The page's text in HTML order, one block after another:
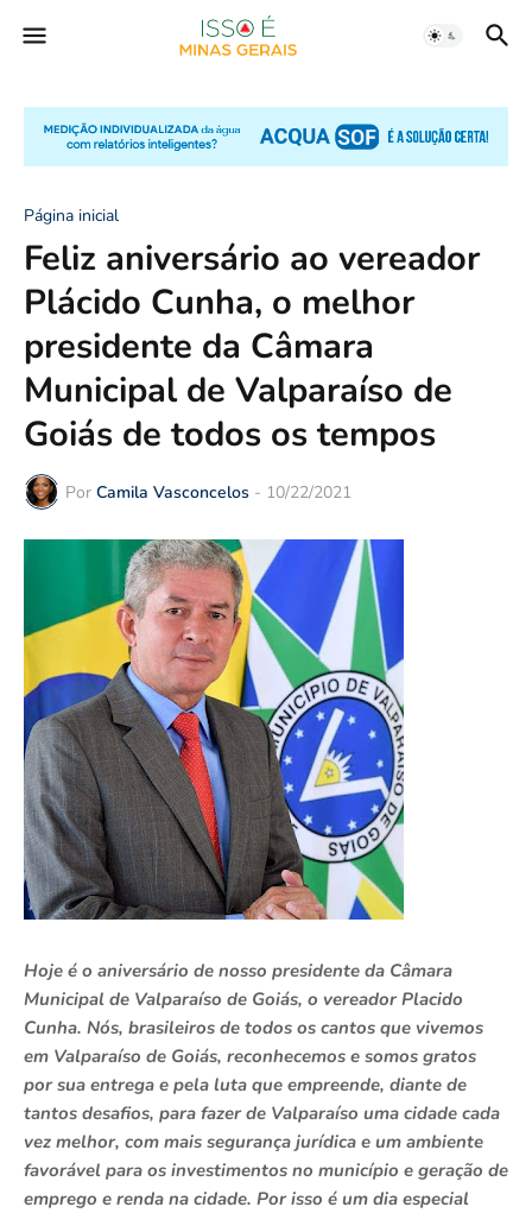
Página inicial
Feliz aniversário ao vereador
Plácido Cunha, o melhor
presidente da Câmara
Municipal de Valparaíso de
Goiás de todos os tempos
Por Camila Vasconcelos - 10/22/2021
Hoje é o aniversário de nosso presidente da Câmara
Municipal de Valparaíso de Goiás, o vereador Placido
Cunha. Nós, brasileiros de todos os cantos que vivemos
em Valparaíso de Goiás, reconhecemos e somos gratos
por sua entrega e pela luta que empreende, diante de
tantos desafios, para fazer de Valparaíso uma cidade cada
vez melhor, com mais segurança jurídica e um ambiente
favorável para os investimentos no município e geração de
emprego e renda na cidade. Por isso é um dia especial